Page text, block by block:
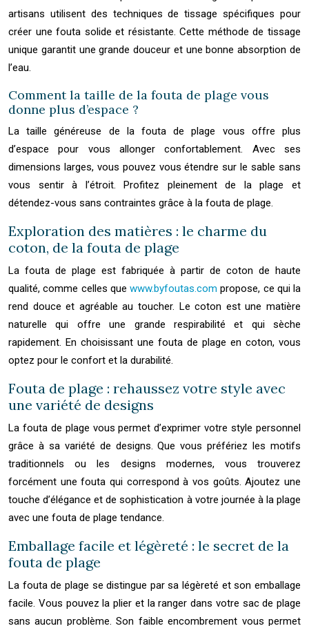
artisans utilisent des techniques de tissage spécifiques pour
créer une fouta solide et résistante. Cette méthode de tissage
unique garantit une grande douceur et une bonne absorption de
l’eau.
Comment la taille de la fouta de plage vous
donne plus d’espace ?
La taille généreuse de la fouta de plage vous offre plus
d’espace pour vous allonger confortablement. Avec ses
dimensions larges, vous pouvez vous étendre sur le sable sans
vous sentir à l’étroit. Profitez pleinement de la plage et
détendez-vous sans contraintes grâce à la fouta de plage.
Exploration des matières : le charme du
coton, de la fouta de plage
La fouta de plage est fabriquée à partir de coton de haute
qualité, comme celles que www.byfoutas.com propose, ce qui la
rend douce et agréable au toucher. Le coton est une matière
naturelle qui offre une grande respirabilité et qui sèche
rapidement. En choisissant une fouta de plage en coton, vous
optez pour le confort et la durabilité.
Fouta de plage : rehaussez votre style avec
une variété de designs
La fouta de plage vous permet d’exprimer votre style personnel
grâce à sa variété de designs. Que vous préfériez les motifs
traditionnels ou les designs modernes, vous trouverez
forcément une fouta qui correspond à vos goûts. Ajoutez une
touche d’élégance et de sophistication à votre journée à la plage
avec une fouta de plage tendance.
Emballage facile et légèreté : le secret de la
fouta de plage
La fouta de plage se distingue par sa légèreté et son emballage
facile. Vous pouvez la plier et la ranger dans votre sac de plage
sans aucun problème. Son faible encombrement vous permet